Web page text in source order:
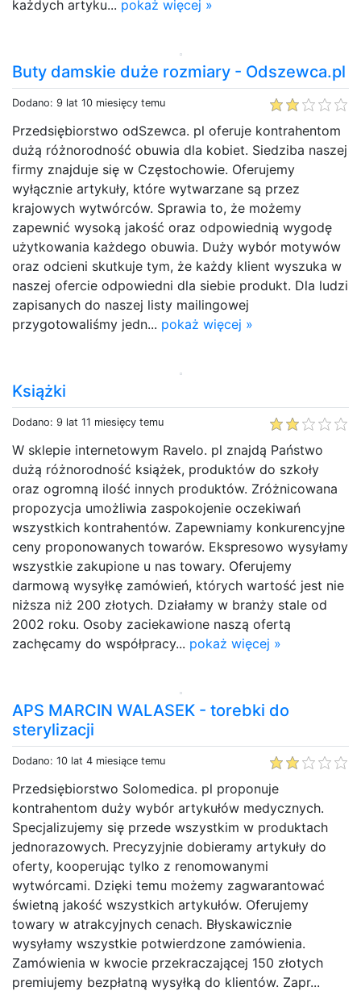
każdych artyku... pokaż więcej »
Buty damskie duże rozmiary - Odszewca.pl
Dodano: 9 lat 10 miesięcy temu
Przedsiębiorstwo odSzewca. pl oferuje kontrahentom
dużą różnorodność obuwia dla kobiet. Siedziba naszej
firmy znajduje się w Częstochowie. Oferujemy
wyłącznie artykuły, które wytwarzane są przez
krajowych wytwórców. Sprawia to, że możemy
zapewnić wysoką jakość oraz odpowiednią wygodę
użytkowania każdego obuwia. Duży wybór motywów
oraz odcieni skutkuje tym, że każdy klient wyszuka w
naszej ofercie odpowiedni dla siebie produkt. Dla ludzi
zapisanych do naszej listy mailingowej
przygotowaliśmy jedn... pokaż więcej »
Książki
Dodano: 9 lat 11 miesięcy temu
W sklepie internetowym Ravelo. pl znajdą Państwo
dużą różnorodność książek, produktów do szkoły
oraz ogromną ilość innych produktów. Zróżnicowana
propozycja umożliwia zaspokojenie oczekiwań
wszystkich kontrahentów. Zapewniamy konkurencyjne
ceny proponowanych towarów. Ekspresowo wysyłamy
wszystkie zakupione u nas towary. Oferujemy
darmową wysyłkę zamówień, których wartość jest nie
niższa niż 200 złotych. Działamy w branży stale od
2002 roku. Osoby zaciekawione naszą ofertą
zachęcamy do współpracy... pokaż więcej »
APS MARCIN WALASEK - torebki do
sterylizacji
Dodano: 10 lat 4 miesiące temu
Przedsiębiorstwo Solomedica. pl proponuje
kontrahentom duży wybór artykułów medycznych.
Specjalizujemy się przede wszystkim w produktach
jednorazowych. Precyzyjnie dobieramy artykuły do
oferty, kooperując tylko z renomowanymi
wytwórcami. Dzięki temu możemy zagwarantować
świetną jakość wszystkich artykułów. Oferujemy
towary w atrakcyjnych cenach. Błyskawicznie
wysyłamy wszystkie potwierdzone zamówienia.
Zamówienia w kwocie przekraczającej 150 złotych
premiujemy bezpłatną wysyłką do klientów. Zapr...